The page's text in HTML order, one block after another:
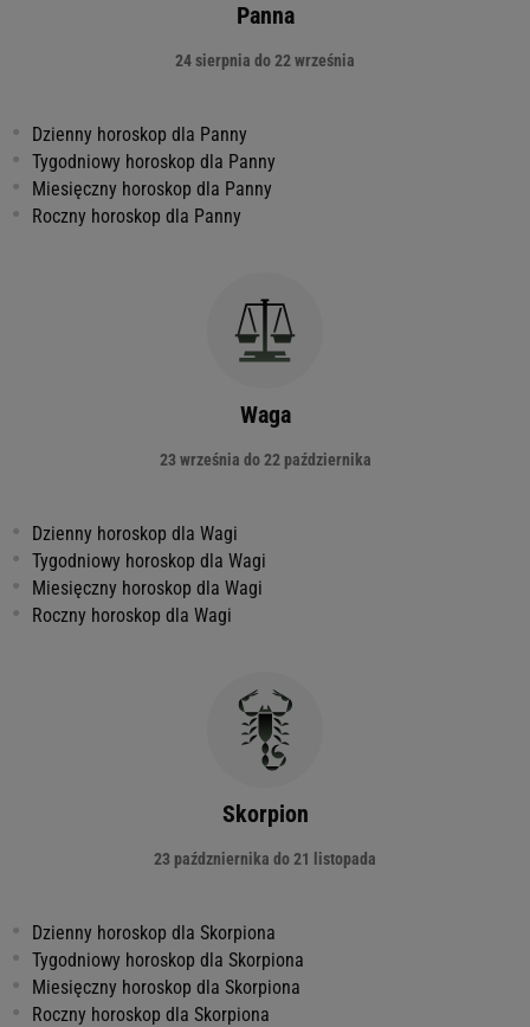
Panna
24 sierpnia do 22 września
Dzienny horoskop dla Panny
Tygodniowy horoskop dla Panny
Miesięczny horoskop dla Panny
Roczny horoskop dla Panny
Waga
23 września do 22 października
Dzienny horoskop dla Wagi
Tygodniowy horoskop dla Wagi
Miesięczny horoskop dla Wagi
Roczny horoskop dla Wagi
Skorpion
23 paźdzniernika do 21 listopada
Dzienny horoskop dla Skorpiona
Tygodniowy horoskop dla Skorpiona
Miesięczny horoskop dla Skorpiona
Roczny horoskop dla Skorpiona